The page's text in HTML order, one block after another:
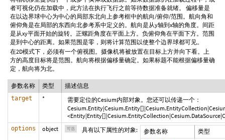
者可视化仍在加载中，此方法在执行飞行之前等待数据准备就绪。 偏移量是
在以边界球中心为中心的局部东北向上参考框中的航向/俯仰/范围。航向角和
俯仰角是在局部的东西向北参考系中定义的。航向是从y轴到x轴的角度。间距
是从xy平面开始的旋转。正螺距角度在平面上方。负俯仰角在平面下方。范围
是到中心的距离。如果范围是零，则将计算范围以使整个边界球都可见。
在2D模式下，必须有一个俯视图。摄像机将被放置在目标上方并向下看。上
方的高度目标将是范围。航向将根据偏移量确定。如果标题不能根据偏移量确
定，航向将为北。
参数名称 类型 描述信息
target *
需要定位的Cesium内部对象。您还可以传递一个：
options object 可选 具有以下属性的对象: 参数名称 类型